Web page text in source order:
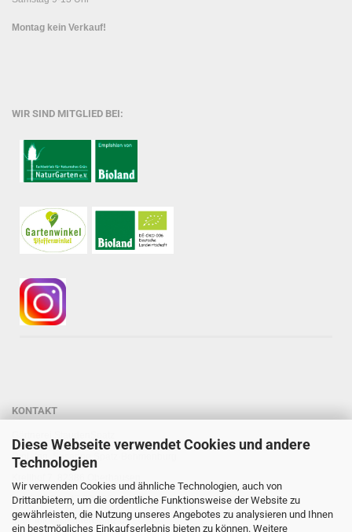
Diese Webseite verwendet Cookies und andere
Technologien
Wir verwenden Cookies und ähnliche Technologien, auch von
Drittanbietern, um die ordentliche Funktionsweise der Website zu
gewährleisten, die Nutzung unseres Angebotes zu analysieren und Ihnen
ein bestmögliches Einkaufserlebnis bieten zu können. Weitere
Montag kein Verkauf!
WIR SIND MITGLIED BEI:
KONTAKT
Dipl.-Ing. Susanne Spatz-Behmenburg
Tel: 0 88 03 - 47 80 900
Mail: info@staudenspatz.de